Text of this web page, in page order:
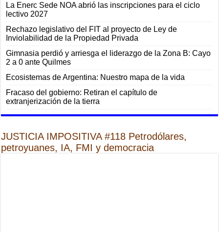
La Enerc Sede NOA abrió las inscripciones para el ciclo
lectivo 2027
Rechazo legislativo del FIT al proyecto de Ley de
Inviolabilidad de la Propiedad Privada
Gimnasia perdió y arriesga el liderazgo de la Zona B: Cayo
2 a 0 ante Quilmes
Ecosistemas de Argentina: Nuestro mapa de la vida
Fracaso del gobierno: Retiran el capítulo de
extranjerización de la tierra
JUSTICIA IMPOSITIVA #118 Petrodólares,
petroyuanes, IA, FMI y democracia